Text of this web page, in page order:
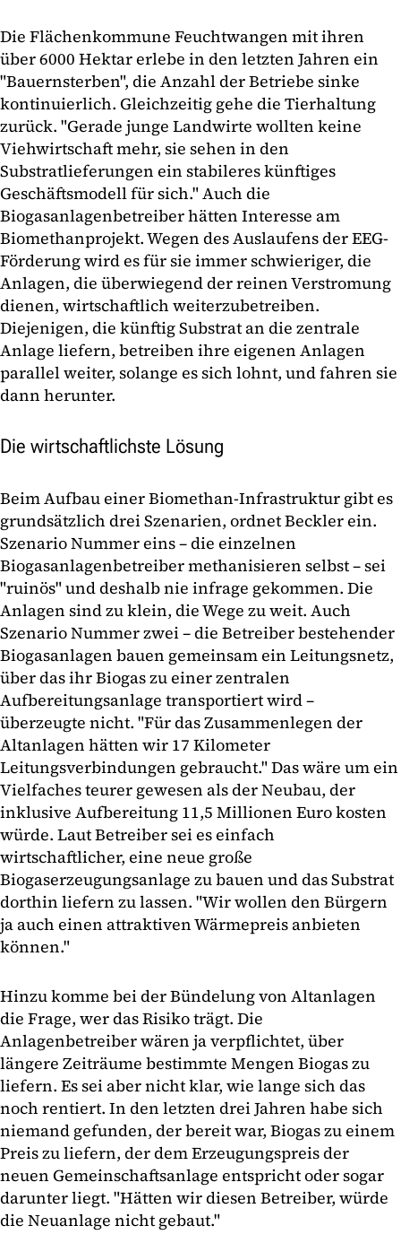
Die Flächenkommune Feuchtwangen mit ihren
über 6000 Hektar erlebe in den letzten Jahren ein
"Bauernsterben", die Anzahl der Betriebe sinke
kontinuierlich. Gleichzeitig gehe die Tierhaltung
zurück. "Gerade junge Landwirte wollten keine
Viehwirtschaft mehr, sie sehen in den
Substratlieferungen ein stabileres künftiges
Geschäftsmodell für sich." Auch die
Biogasanlagenbetreiber hätten Interesse am
Biomethanprojekt. Wegen des Auslaufens der EEG-
Förderung wird es für sie immer schwieriger, die
Anlagen, die überwiegend der reinen Verstromung
dienen, wirtschaftlich weiterzubetreiben.
Diejenigen, die künftig Substrat an die zentrale
Anlage liefern, betreiben ihre eigenen Anlagen
parallel weiter, solange es sich lohnt, und fahren sie
dann herunter.
Die wirtschaftlichste Lösung
Beim Aufbau einer Biomethan-Infrastruktur gibt es
grundsätzlich drei Szenarien, ordnet Beckler ein.
Szenario Nummer eins – die einzelnen
Biogasanlagenbetreiber methanisieren selbst – sei
"ruinös" und deshalb nie infrage gekommen. Die
Anlagen sind zu klein, die Wege zu weit. Auch
Szenario Nummer zwei – die Betreiber bestehender
Biogasanlagen bauen gemeinsam ein Leitungsnetz,
über das ihr Biogas zu einer zentralen
Aufbereitungsanlage transportiert wird –
überzeugte nicht. "Für das Zusammenlegen der
Altanlagen hätten wir 17 Kilometer
Leitungsverbindungen gebraucht." Das wäre um ein
Vielfaches teurer gewesen als der Neubau, der
inklusive Aufbereitung 11,5 Millionen Euro kosten
würde. Laut Betreiber sei es einfach
wirtschaftlicher, eine neue große
Biogaserzeugungsanlage zu bauen und das Substrat
dorthin liefern zu lassen. "Wir wollen den Bürgern
ja auch einen attraktiven Wärmepreis anbieten
können."
Hinzu komme bei der Bündelung von Altanlagen
die Frage, wer das Risiko trägt. Die
Anlagenbetreiber wären ja verpflichtet, über
längere Zeiträume bestimmte Mengen Biogas zu
liefern. Es sei aber nicht klar, wie lange sich das
noch rentiert. In den letzten drei Jahren habe sich
niemand gefunden, der bereit war, Biogas zu einem
Preis zu liefern, der dem Erzeugungspreis der
neuen Gemeinschaftsanlage entspricht oder sogar
darunter liegt. "Hätten wir diesen Betreiber, würde
die Neuanlage nicht gebaut."